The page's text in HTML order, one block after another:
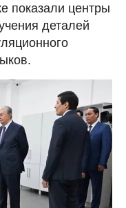
показали центры
деталей